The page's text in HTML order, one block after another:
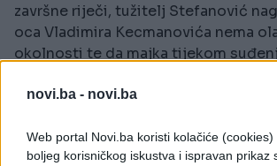
novi.ba - novi.ba
Web portal Novi.ba koristi kolačiće
boljeg korisničkog iskustva i ispravan prikaz
završne riječi, tužitelj Stefanović
oca Vladimira Kecmanovića nema
okolnosti te da majka tijekom
ogleda kod malodobnog K. K. nije
odjednom, već da je posljedica